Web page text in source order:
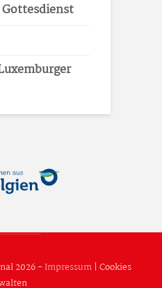
2026 -Impressum| Cookies